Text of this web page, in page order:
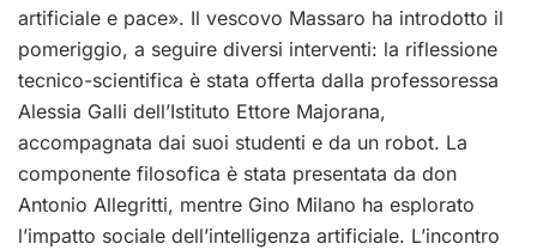
artificiale e pace». Il vescovo Massaro ha introdotto il
pomeriggio, a seguire diversi interventi: la riflessione
tecnico-scientifica è stata offerta dalla professoressa
Alessia Galli dell’Istituto Ettore Majorana,
accompagnata dai suoi studenti e da un robot. La
componente filosofica è stata presentata da don
Antonio Allegritti, mentre Gino Milano ha esplorato
l’impatto sociale dell’intelligenza artificiale. L’incontro